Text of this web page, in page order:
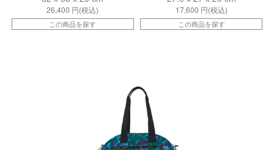
26,400 円(税込)
この商品を探す
17,600 円(税込)
この商品を探す